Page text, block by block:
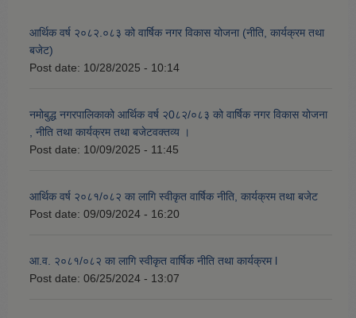
आर्थिक वर्ष २०८२.०८३ को वार्षिक नगर विकास योजना (नीति, कार्यक्रम तथा
बजेट)
Post date: 10/28/2025 - 10:14
नमोबुद्ध नगरपालिकाको आर्थिक वर्ष २0८२/०८३ को वार्षिक नगर विकास योजना
, नीति तथा कार्यक्रम तथा बजेटवक्तव्य ।
Post date: 10/09/2025 - 11:45
आर्थिक वर्ष २०८१/०८२ का लागि स्वीकृत वार्षिक नीति, कार्यक्रम तथा बजेट
Post date: 09/09/2024 - 16:20
आ.व. २०८१/०८२ का लागि स्वीकृत वार्षिक नीति तथा कार्यक्रम l
Post date: 06/25/2024 - 13:07